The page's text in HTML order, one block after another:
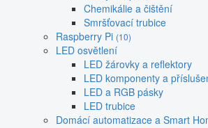
Chemikálie a čištění
Smršťovací trubice
Raspberry Pi (10)
LED osvětlení
LED žárovky a reflektory
LED komponenty a
LED a RGB pásky
LED trubice
Domácí automatizace a Smart